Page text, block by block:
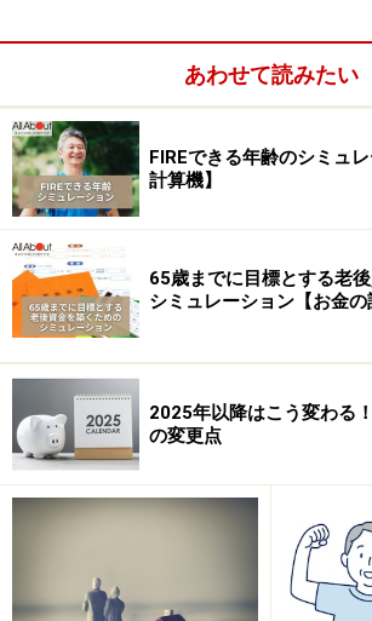
ば、非正規だろうが正規だろうが、個
題ないと思います。そこそこ月給があ
生年金には入っていると思いますし、
給できるでしょう。
あわせて読みたい
FIREできる年齢のシミュ
計算機】
65歳までに目標とする老
シミュレーション【お金の
2025年以降はこう変わる
の変更点